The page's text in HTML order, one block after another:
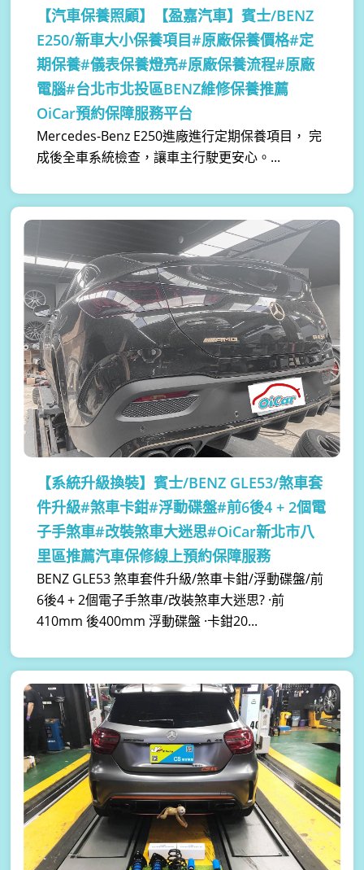
【汽車保養照顧】
【盈嘉汽車】賓士/BENZ
E250/新車大小保養項目#原廠保養價格#定
期保養#儀表保養燈亮#原廠保養流程#原廠
電腦#台北市北投區BENZ維修保養推薦
OiCar預約保障服務平台
Mercedes-Benz E250進廠進行定期保養項目， 完
成後全車系統檢查，讓車主行駛更安心。...
【系統升級換裝】賓士/BENZ GLE53/煞車套
件升級#煞車卡鉗#浮動碟盤#前6後4 + 2個電
子手煞車#改裝煞車大迷思#OiCar新北市八
里區推薦汽車保修線上預約保障服務
BENZ GLE53 煞車套件升級/煞車卡鉗/浮動碟盤/前
6後4 + 2個電子手煞車/改裝煞車大迷思? ·前
410mm 後400mm 浮動碟盤 ·卡鉗20...